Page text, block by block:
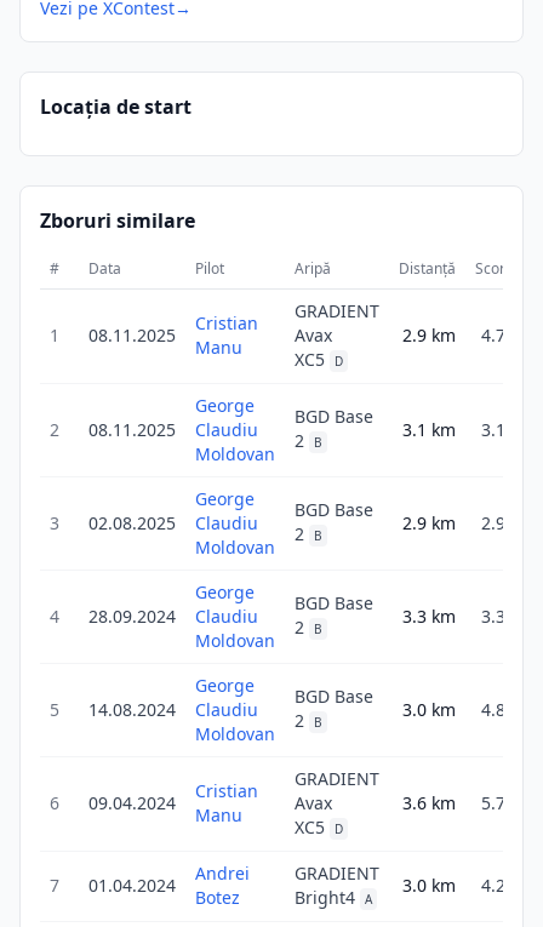
Vezi pe XContest→
Locația de start
Zboruri similare
# Data Pilot Aripă Distanță Scor
1 08.11.2025
Cristian
Manu
GRADIENT
Avax
XC5
D
2.9 km 4.7
2 08.11.2025
George
Claudiu
Moldovan
BGD Base
2
B
3.1 km 3.1
3 02.08.2025
George
Claudiu
Moldovan
BGD Base
2
B
2.9 km 2.9
4 28.09.2024
George
Claudiu
Moldovan
BGD Base
2
B
3.3 km 3.3
5 14.08.2024
George
Claudiu
Moldovan
BGD Base
2
B
3.0 km 4.8
6 09.04.2024
Cristian
Manu
GRADIENT
Avax
XC5
D
3.6 km 5.7
7 01.04.2024
Andrei
Botez
GRADIENT
Bright4 A
3.0 km 4.2